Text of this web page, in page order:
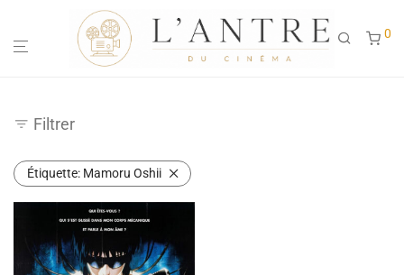
0
Filtrer
Étiquette: Mamoru Oshii